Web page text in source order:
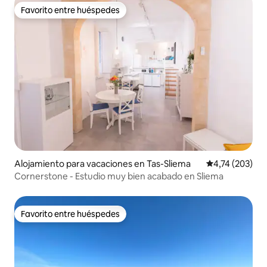
Favorito entre huéspedes
Favorito entre huéspedes
Alojamiento para vacaciones en Tas-Sliema Calificación
4,74 (203)
Cornerstone - Estudio muy bien acabado en Sliema
Favorito entre huéspedes
Favorito entre huéspedes